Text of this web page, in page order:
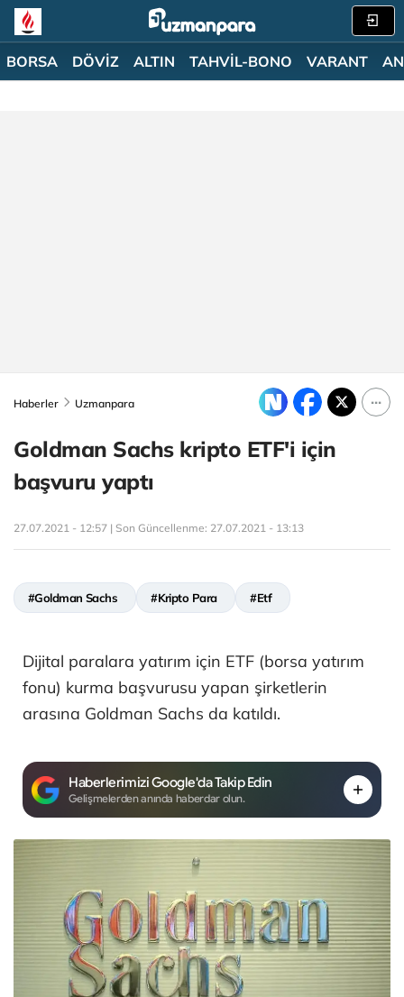
BORSA DÖVİZ ALTIN TAHVİL-BONO VARANT
Haberler Uzmanpara
Goldman Sachs kripto ETF'i için
başvuru yaptı
27.07.2021 - 12:57 | Son Güncellenme: 27.07.2021 - 13:13
#Goldman Sachs #Kripto Para #Etf
Dijital paralara yatırım için ETF (borsa yatırım
fonu) kurma başvurusu yapan şirketlerin
arasına Goldman Sachs da katıldı.
Haberlerimizi Google'da Takip Edin
Gelişmelerden anında haberdar olun.